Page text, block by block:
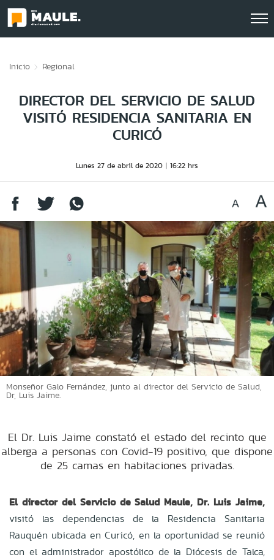
Inicio Regional
DIRECTOR DEL SERVICIO DE SALUD
VISITÓ RESIDENCIA SANITARIA EN
CURICÓ
Lunes 27 de abril de 2020 16:22 hrs
Monseñor Galo Fernández, junto al director del Servicio de Salud,
Dr, Luis Jaime.
El Dr. Luis Jaime constató el estado del recinto que
alberga a personas con Covid-19 positivo, que dispone
de 25 camas en habitaciones privadas.
El director del Servicio de Salud Maule, Dr. Luis Jaime,
visitó las dependencias de la Residencia Sanitaria
Rauquén ubicada en Curicó, en la oportunidad se reunió
con el administrador apostólico de la Diócesis de Talca,